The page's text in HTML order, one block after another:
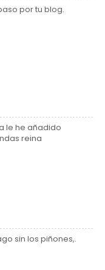
por tu blog.
le he añadido
reina
sin los piñones,.